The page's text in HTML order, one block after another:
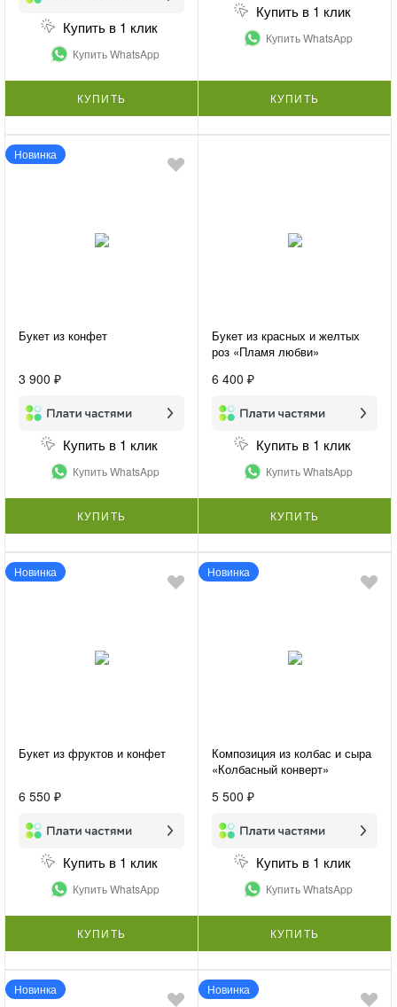
Купить в 1 клик
Купить WhatsApp
КУПИТЬ
Купить в 1 клик
Купить WhatsApp
КУПИТЬ
Новинка
Букет из конфет
3 900 ₽
Купить в 1 клик
Купить WhatsApp
КУПИТЬ
Букет из красных и желтых
роз «Пламя любви»
6 400 ₽
Купить в 1 клик
Купить WhatsApp
КУПИТЬ
Новинка
Букет из фруктов и конфет
6 550 ₽
Купить в 1 клик
Купить WhatsApp
КУПИТЬ
Новинка
Композиция из колбас и сыра
«Колбасный конверт»
5 500 ₽
Купить в 1 клик
Купить WhatsApp
КУПИТЬ
Новинка Новинка